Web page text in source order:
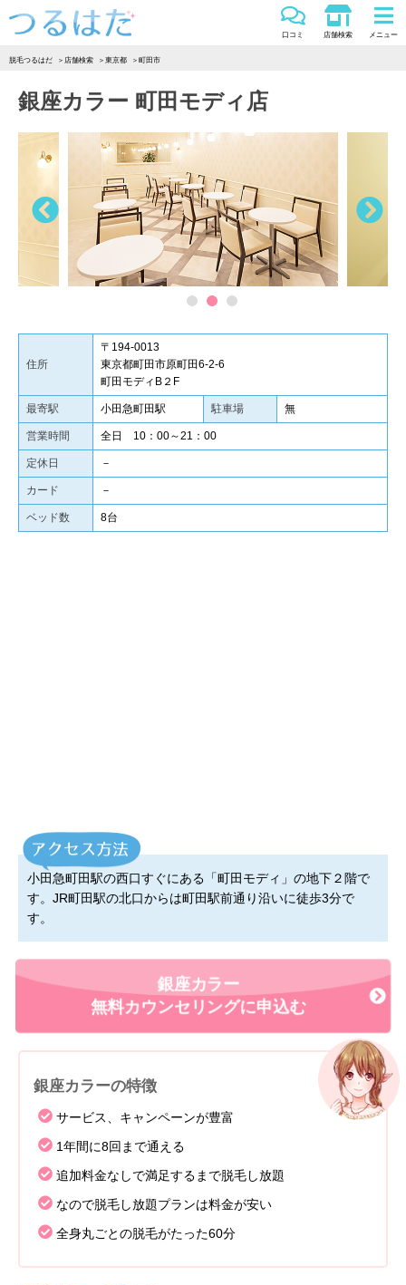
口コミ 店舗検索 メニュー
脱毛つるはだ 店舗検索 東京都 町田市
銀座カラー 町田モディ店
Previous
住所
〒194-0013
東京都町田市原町田6-2-6
町田モディB２F
最寄駅 小田急町田駅 駐車場 無
営業時間 全日 10：00～21：00
定休日 －
カード －
ベッド数 8台
小田急町田駅の西口すぐにある「町田モディ」の地下２階で
す。JR町田駅の北口からは町田駅前通り沿いに徒歩3分で
す。
銀座カラー
無料カウンセリングに申込む
銀座カラーの特徴
サービス、キャンペーンが豊富
1年間に8回まで通える
追加料金なしで満足するまで脱毛し放題
なので脱毛し放題プランは料金が安い
全身丸ごとの脱毛がたった60分